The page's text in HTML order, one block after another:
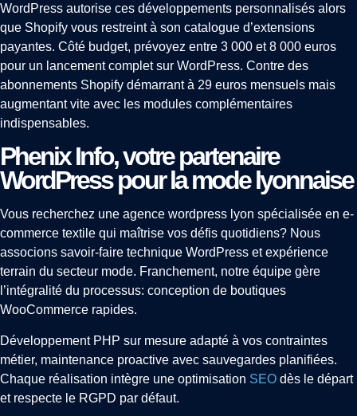
WordPress autorise ces développements personnalisés alors
que Shopify vous restreint à son catalogue d’extensions
payantes. Côté budget, prévoyez entre 3 000 et 8 000 euros
pour un lancement complet sur WordPress. Contre des
abonnements Shopify démarrant à 29 euros mensuels mais
augmentant vite avec les modules complémentaires
indispensables.
Phenix Info, votre partenaire
WordPress pour la mode lyonnaise
Vous recherchez une agence wordpress lyon spécialisée en e-
commerce textile qui maîtrise vos défis quotidiens? Nous
associons savoir-faire technique WordPress et expérience
terrain du secteur mode. Franchement, notre équipe gère
l’intégralité du processus: conception de boutiques
WooCommerce rapides.
Développement PHP sur mesure adapté à vos contraintes
métier, maintenance proactive avec sauvegardes planifiées.
Chaque réalisation intègre une optimisation SEO dès le départ
et respecte le RGPD par défaut.